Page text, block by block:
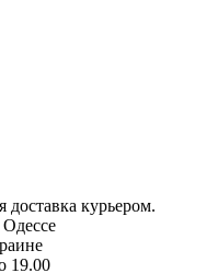
доставка курьером.
19.00